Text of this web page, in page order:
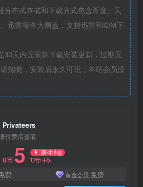
分布式存储和下载方式包含百度、天
迅雷等各大网盘，支持迅雷和IDM下
30天内无限制下载安装更新，过期无
知晓，安装后永久可玩，本站会员没
Privateers
付费后查看
U币 5 限时特惠
U币15
费 黄金会员 免费